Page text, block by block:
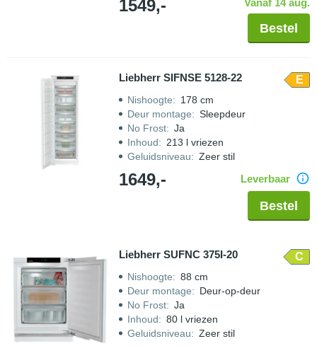
1549,- Vanaf 14 aug.
Bestel
Liebherr SIFNSE 5128-22 E
Nishoogte: 178 cm
Deur montage: Sleepdeur
No Frost: Ja
Inhoud: 213 l vriezen
Geluidsniveau: Zeer stil
1649,- Leverbaar
Bestel
Liebherr SUFNC 375I-20 C
Nishoogte: 88 cm
Deur montage: Deur-op-deur
No Frost: Ja
Inhoud: 80 l vriezen
Geluidsniveau: Zeer stil